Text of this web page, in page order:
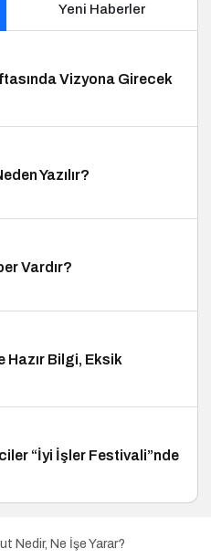
Yeni Haberler
Vizyona Girecek
Yazılır?
Vardır?
Hazır Bilgi, Eksik
“İyi İşler Festivali”nde
Nedir, Ne İşe Yarar?